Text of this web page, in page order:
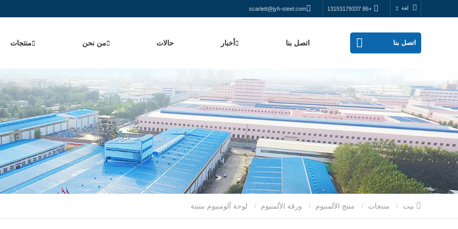
لغة +86 13153179337
scarlett@jyh-steel.com
منتجات من نحن حالات أخبار اتصل بنا اتصل بنا
منتجات منتج الألمنيوم ورقة الألمنيوم